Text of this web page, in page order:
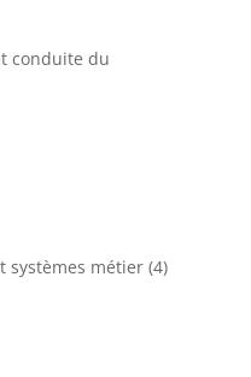
conduite du
systèmes métier(4)